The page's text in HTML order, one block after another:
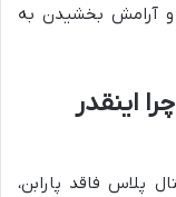
و آرامش بخشیدن به
اینقدر
پلاس فاقد پارابن،